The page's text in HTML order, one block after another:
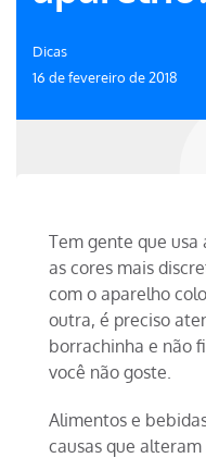
Dicas
16 de fevereiro de 2018
Tem gente que
as cores mais
com o aparelho
outra, é preciso
borrachinha e não
você não goste.
Alimentos e
causas que